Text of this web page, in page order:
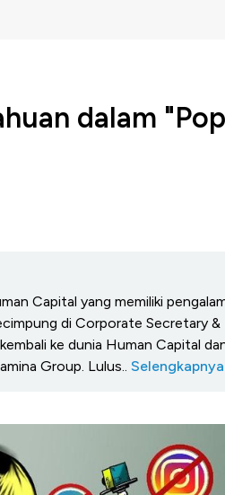
dalam "Pop
Capital yang memiliki
di Corporate Secretary &
ke dunia Human Capital
Group. Lulus.. Selengkapnya